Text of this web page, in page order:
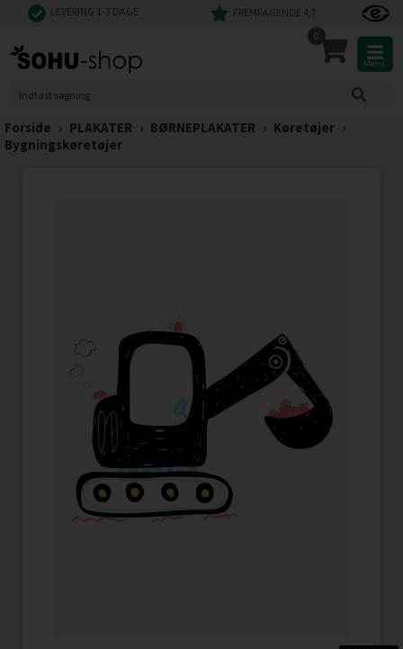
LEVERING 1-3 DAGE FREMRAGENDE 4,7
0
Menu
Forside › PLAKATER › BØRNEPLAKATER › Køretøjer ›
Bygningskøretøjer